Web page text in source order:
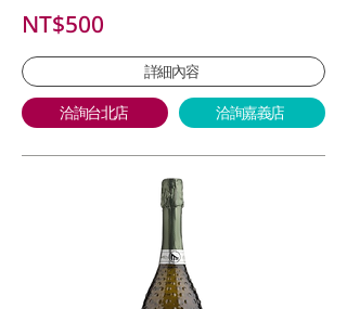
NT$500
詳細內容
洽詢台北店 洽詢嘉義店